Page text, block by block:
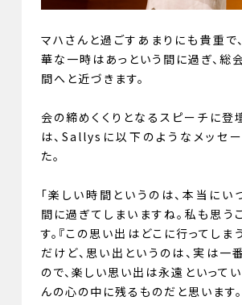
マハさんと過ごすあまりにも貴重で
華な一時はあっという間に過ぎ、総
間へと近づきます。
会の締めくくりとなるスピーチに登
は、Sallysに以下のようなメッセ
た。
「楽しい時間というのは、本当にい
間に過ぎてしまいますね。私も思う
す。『この思い出はどこに行ってしま
だけど、思い出というのは、実は一
ので、楽しい思い出は永遠といってい
んの心の中に残るものだと思います。